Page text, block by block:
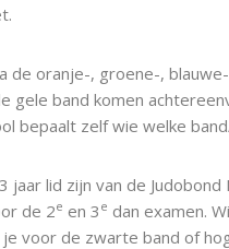
oranje-, groene-,
band komen
bepaalt zelf wie welke
jaar lid zijn van de
de 2e en 3 e dan examen.
voor de zwarte band of